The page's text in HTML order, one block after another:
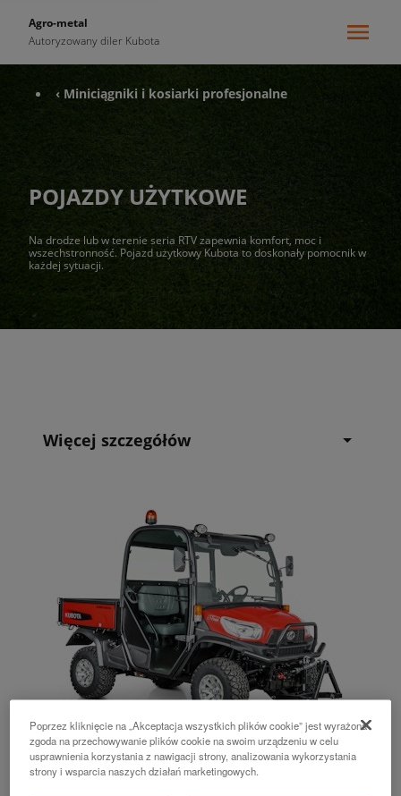
Agro-metal
Autoryzowany diler Kubota
‹ Miniciągniki i kosiarki profesjonalne
POJAZDY UŻYTKOWE
Na drodze lub w terenie seria RTV zapewnia komfort, moc i
wszechstronność. Pojazd użytkowy Kubota to doskonały pomocnik w
każdej sytuacji.
Więcej szczegółów
RTVX1100
Poprzez kliknięcie na „Akceptacja wszystkich plików cookie” jest wyrażona
zgoda na przechowywanie plików cookie na swoim urządzeniu w celu
usprawnienia korzystania z nawigacji strony, analizowania wykorzystania
strony i wsparcia naszych działań marketingowych.